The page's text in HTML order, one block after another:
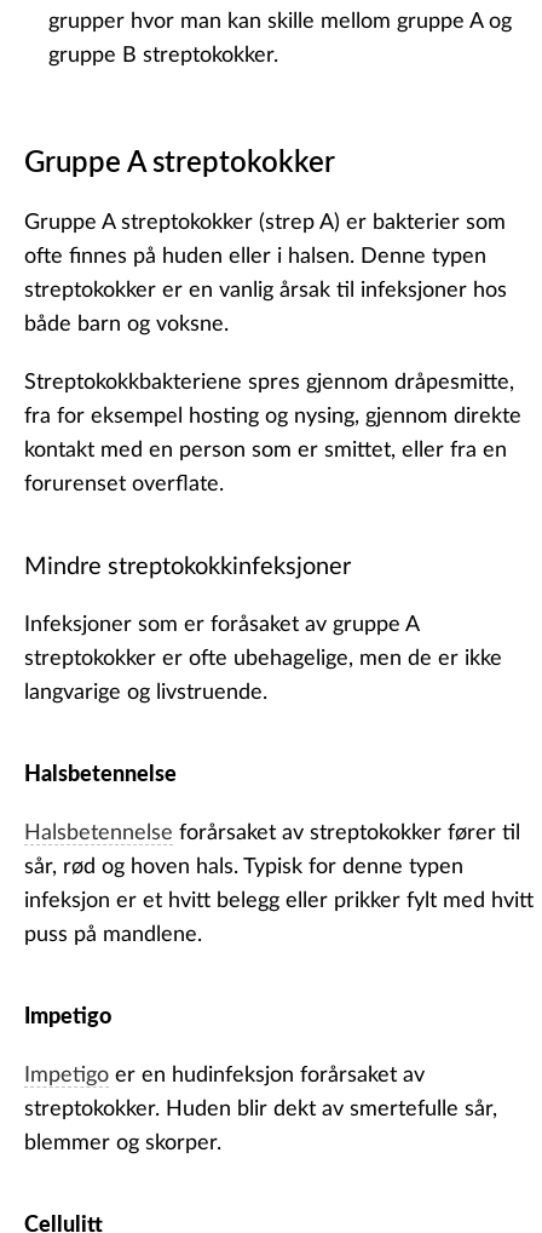
grupper hvor man kan skille mellom gruppe A og
gruppe B streptokokker.
Gruppe A streptokokker
Gruppe A streptokokker (strep A) er bakterier som
ofte finnes på huden eller i halsen. Denne typen
streptokokker er en vanlig årsak til infeksjoner hos
både barn og voksne.
Streptokokkbakteriene spres gjennom dråpesmitte,
fra for eksempel hosting og nysing, gjennom direkte
kontakt med en person som er smittet, eller fra en
forurenset overflate.
Mindre streptokokkinfeksjoner
Infeksjoner som er foråsaket av gruppe A
streptokokker er ofte ubehagelige, men de er ikke
langvarige og livstruende.
Halsbetennelse
Halsbetennelse forårsaket av streptokokker fører til
sår, rød og hoven hals. Typisk for denne typen
infeksjon er et hvitt belegg eller prikker fylt med hvitt
puss på mandlene.
Impetigo
Impetigo er en hudinfeksjon forårsaket av
streptokokker. Huden blir dekt av smertefulle sår,
blemmer og skorper.
Cellulitt